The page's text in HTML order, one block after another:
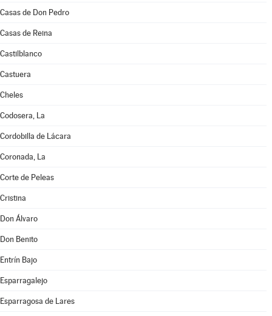
Casas de Don Pedro
Casas de Reina
Castilblanco
Castuera
Cheles
Codosera, La
Cordobilla de Lácara
Coronada, La
Corte de Peleas
Cristina
Don Álvaro
Don Benito
Entrín Bajo
Esparragalejo
Esparragosa de Lares